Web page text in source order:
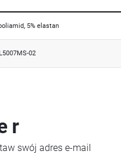
5% elastan
02
swój adres e-mail